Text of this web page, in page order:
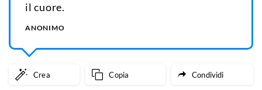
il cuore.
ANONIMO
Crea Copia Condividi